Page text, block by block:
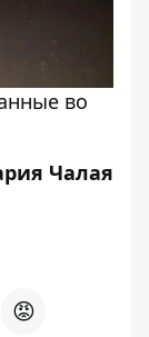
во
Чалая
😡